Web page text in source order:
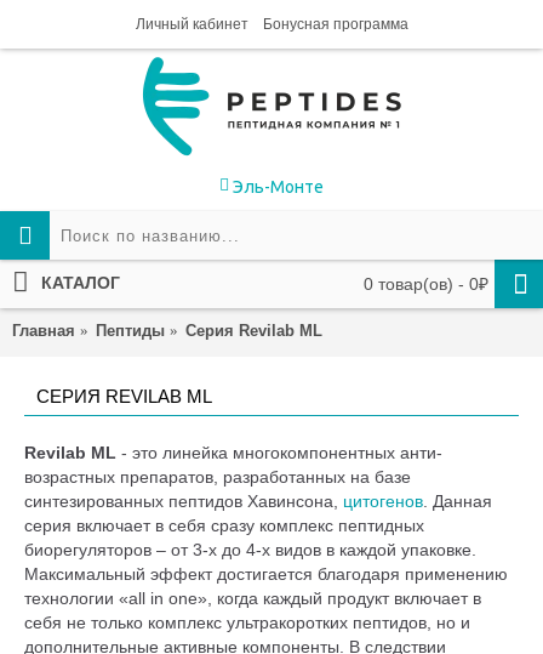
Личный кабинет Бонусная программа
Эль-Монте
0 товар(ов) - 0₽
КАТАЛОГ
Главная Пептиды Серия Revilab ML
СЕРИЯ REVILAB ML
Revilab ML - это линейка многокомпонентных анти-
возрастных препаратов, разработанных на базе
синтезированных пептидов Хавинсона, цитогенов . Данная
серия включает в себя сразу комплекс пептидных
биорегуляторов – от 3-х до 4-х видов в каждой упаковке.
Максимальный эффект достигается благодаря применению
технологии «all in one», когда каждый продукт включает в
себя не только комплекс ультракоротких пептидов, но и
дополнительные активные компоненты. В следствии